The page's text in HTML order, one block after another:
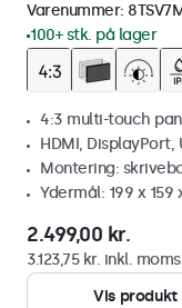
Varenummer:
100+ stk. på lager
4:3 multi-touch
HDMI, DisplayPort,
Montering:
Ydermål: 199 x 159
2.499,00 kr.
3.123,75 kr. inkl. moms
Vis produkt